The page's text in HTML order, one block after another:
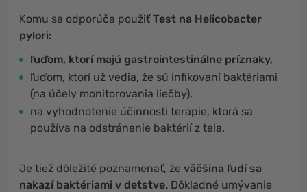
Komu sa odporúča použiťTest na Helicobacter
pylori:
ľuďom, ktorí majú gastrointestinálne príznaky,
ľuďom, ktorí už vedia, že sú infikovaní baktériami
(na účely monitorovania liečby),
na vyhodnotenie účinnosti terapie, ktorá sa
používa na odstránenie baktérií z tela.
Je tiež dôležité poznamenať, že väčšina ľudí sa
nakazí baktériami v detstve. Dôkladné umývanie